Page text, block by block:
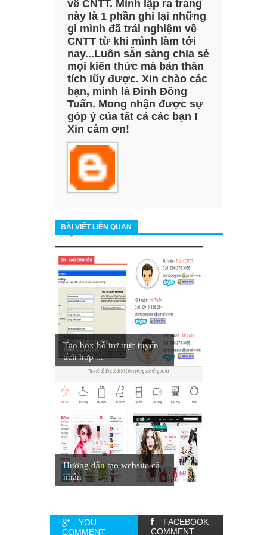
đua lái máy bay tốc độ cao
Poe: Dùng thử Chatbot AI của Quora
Ransomware BlackCat là gì? Cách
ngăn chặn ra sao?
về CNTT. Mình lập ra trang
này là 1 phần ghi lại những
gì mình đã trải nghiệm về
CNTT từ khi mình làm tới
nay...Luôn sẵn sàng chia sẻ
mọi kiến thức mà bản thân
tích lũy được. Xin chào các
bạn, mình là Đinh Đồng
Tuấn. Mong nhận được sự
góp ý của tất cả các bạn !
Xin cảm ơn!
BÀI VIẾT LIÊN QUAN
Tạo box hỗ trợ trực tuyến
tích hợp ...
Hướng dẫn tạo website cá
nhân
YOU
COMMENT
FACEBOOK
COMMENT